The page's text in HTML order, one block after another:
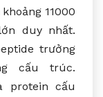
11000
duy nhất.
trưởng
cấu trúc.
protein cấu